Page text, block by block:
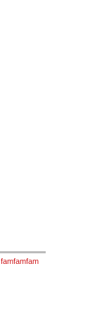
famfamfam